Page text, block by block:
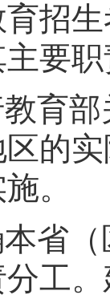
招
要
教育
的
。
本省
工